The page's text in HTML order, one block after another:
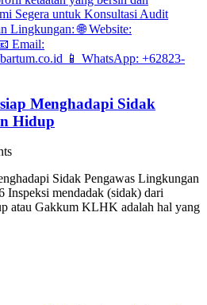
Menghadapi Sidak
Hidup
Sidak Pengawas Lingkungan
Inspeksi mendadak (sidak) dari
atau Gakkum KLHK adalah hal yang